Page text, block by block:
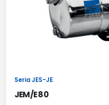
Seria JES-JE
JEM/E 80